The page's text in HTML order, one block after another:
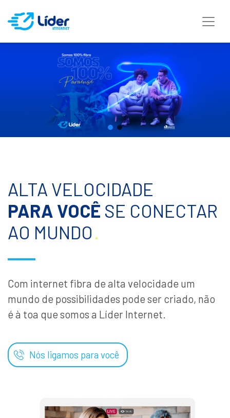
ALTA VELOCIDADE
PARA VOCÊ SE CONECTAR
AO MUNDO.
Com internet fibra de alta velocidade um
mundo de possibilidades pode ser criado, não
é à toa que somos a Líder Internet.
Nós ligamos para você